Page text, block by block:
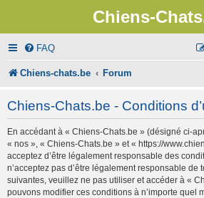
Chiens-
FAQ
Chiens-chats.be Forum
Chiens-Chats.be - Conditions
En accédant à « Chiens-Chats.be » (désigné ci-
« nos », « Chiens-Chats.be » et « https://
acceptez d’être légalement responsable des
n’acceptez pas d’être légalement responsable de
suivantes, veuillez ne pas utiliser et accéder à «
pouvons modifier ces conditions à n’importe quel